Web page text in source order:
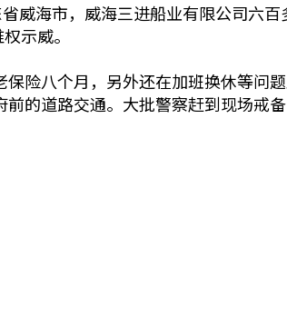
威海市，威海三进船业有限公司六
示威。
险八个月，另外还在加班换休等问
的道路交通。大批警察赶到现场戒备